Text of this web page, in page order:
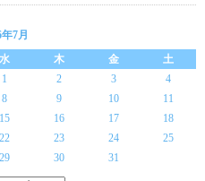
7月
水 木 金
土
1
2 3
4
8 9 10
11
15 16 17
18
22 23 24
25
29 30 31